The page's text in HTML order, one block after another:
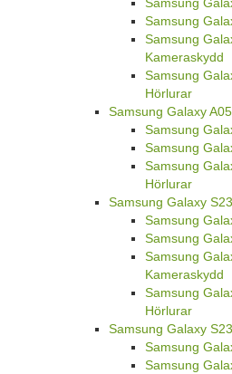
Samsung
Samsung
Kameraskydd
Samsung
Hörlurar
Samsung Galaxy
Samsung
Samsung
Samsung
Hörlurar
Samsung Galaxy S23
Samsung
Samsung
Samsung
Kameraskydd
Samsung
Hörlurar
Samsung Galaxy
Samsung
Samsung